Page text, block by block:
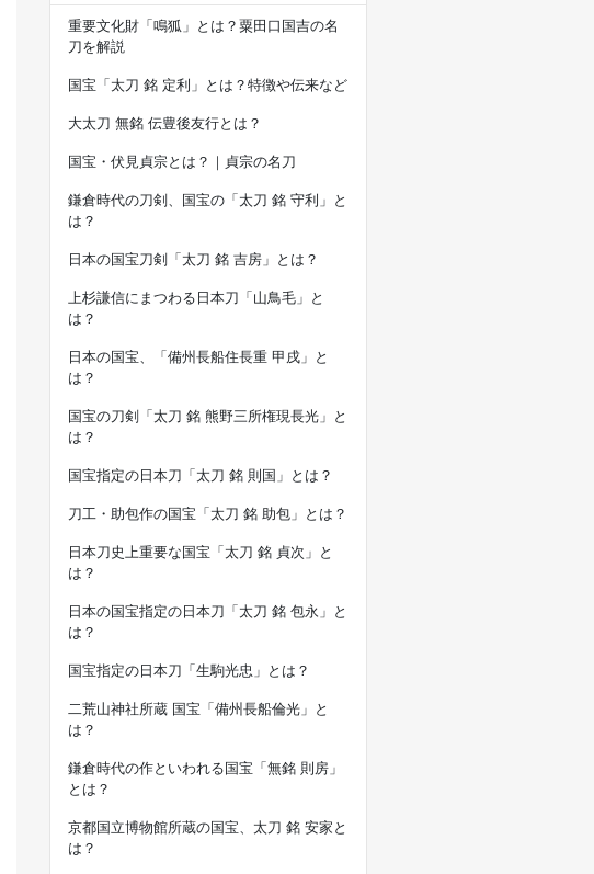
重要文化財「鳴狐」とは？粟田口国吉の名
刀を解説
国宝「太刀 銘 定利」とは？特徴や伝来など
大太刀 無銘 伝豊後友行とは？
国宝・伏見貞宗とは？｜貞宗の名刀
鎌倉時代の刀剣、国宝の「太刀 銘 守利」と
は？
日本の国宝刀剣「太刀 銘 吉房」とは？
上杉謙信にまつわる日本刀「山鳥毛」と
は？
日本の国宝、「備州長船住長重 甲戌」と
は？
国宝の刀剣「太刀 銘 熊野三所権現長光」と
は？
国宝指定の日本刀「太刀 銘 則国」とは？
刀工・助包作の国宝「太刀 銘 助包」とは？
日本刀史上重要な国宝「太刀 銘 貞次」と
は？
日本の国宝指定の日本刀「太刀 銘 包永」と
は？
国宝指定の日本刀「生駒光忠」とは？
二荒山神社所蔵 国宝「備州長船倫光」と
は？
鎌倉時代の作といわれる国宝「無銘 則房」
とは？
京都国立博物館所蔵の国宝、太刀 銘 安家と
は？